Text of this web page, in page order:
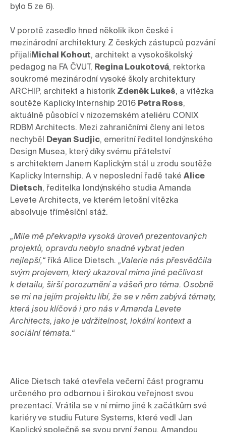
bylo 5 ze 6).
V porotě zasedlo hned několik ikon české i
mezinárodní architektury. Z českých zástupců pozvání
přijaliMichal Kohout, architekt a vysokoškolský
pedagog na FA ČVUT, Regina Loukotová, rektorka
soukromé mezinárodní vysoké školy architektury
ARCHIP, architekt a historik Zdeněk Lukeš, a vítězka
soutěže Kaplicky Internship 2016 Petra Ross,
aktuálně působící v nizozemském ateliéru CONIX
RDBM Architects. Mezi zahraničními členy ani letos
nechyběl Deyan Sudjic, emeritní ředitel londýnského
Design Musea, který díky svému přátelství
s architektem Janem Kaplickým stál u zrodu soutěže
Kaplicky Internship. A v neposlední řadě také Alice
Dietsch, ředitelka londýnského studia Amanda
Levete Architects, ve kterém letošní vítězka
absolvuje tříměsíční stáž.
„Mile mě překvapila vysoká úroveň prezentovaných
projektů, opravdu nebylo snadné vybrat jeden
nejlepší,“ říká Alice Dietsch. „Valerie nás přesvědčila
svým projevem, který ukazoval mimo jiné pečlivost
k detailu, širší porozumění a vášeň pro téma. Osobně
se mi na jejím projektu líbí, že se v něm zabývá tématy,
která jsou klíčová i pro nás v Amanda Levete
Architects, jako je udržitelnost, lokální kontext a
sociální témata.“
Alice Dietsch také otevřela večerní část programu
určeného pro odbornou i širokou veřejnost svou
prezentací. Vrátila se v ní mimo jiné k začátkům své
kariéry ve studiu Future Systems, které vedl Jan